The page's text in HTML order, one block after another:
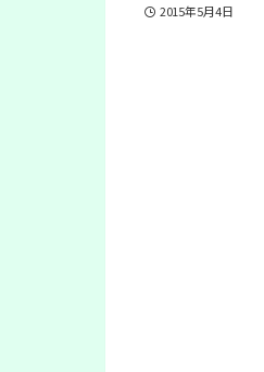
2015年5月4日